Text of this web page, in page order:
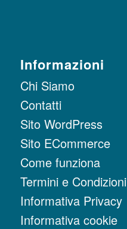
Informazioni
Chi Siamo
Contatti
Sito WordPress
Sito ECommerce
Come funziona
Termini e Condizioni
Informativa Privacy
Informativa cookie